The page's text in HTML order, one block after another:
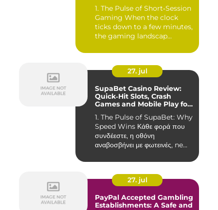
1. The Pulse of Short‑Session
Gaming When the clock
ticks down to a few minutes,
the gaming landscap...
27. jul
SupaBet Casino Review:
Quick‑Hit Slots, Crash
Games and Mobile Play for
1. The Pulse of SupaBet: Why
Speed Wins Κάθε φορά που
συνδέεστε, η οθόνη
αναβοσβήνει με φωτεινές, ne...
27. jul
PayPal Accepted Gambling
Establishments: A Safe and